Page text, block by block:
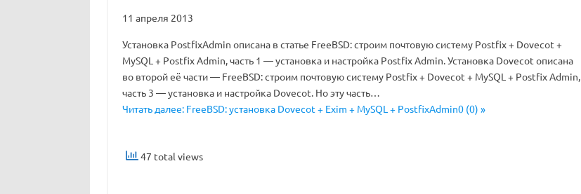
11 апреля 2013
Установка PostfixAdmin описана в статье FreeBSD: строим почтовую систему Postfix + Dovecot +
MySQL + Postfix Admin, часть 1 — установка и настройка Postfix Admin. Установка Dovecot описана
во второй её части — FreeBSD: строим почтовую систему Postfix + Dovecot + MySQL + Postfix Admin,
часть 3 — установка и настройка Dovecot. Но эту часть…
Читать далее: FreeBSD: установка Dovecot + Exim + MySQL + PostfixAdmin0 (0) »
47 total views